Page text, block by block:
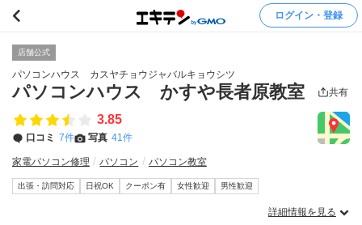
ログイン・登録
店舗公式
パソコンハウス カスヤチョウジャバルキョウシツ
パソコンハウス かすや長者原教室 共有
3.85
口コミ 7件 写真 41件
家電パソコン修理 パソコン パソコン教室
出張・訪問対応 日祝OK クーポン有 女性歓迎 男性歓迎
詳細情報を見る